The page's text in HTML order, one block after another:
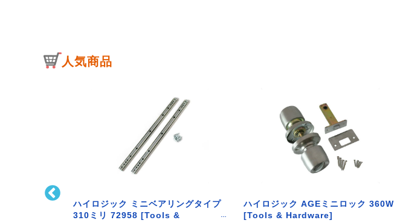
人気商品
ハイロジック ミニベアリングタイプ
310ミリ 72958 [Tools &
ハイロジック AGEミニロック 360W
[Tools & Hardware]